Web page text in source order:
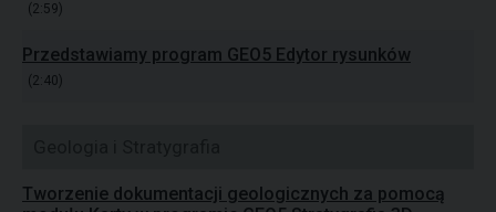
(2:59)
Przedstawiamy program GEO5 Edytor rysunków
(2:40)
Tworzenie dokumentacji geologicznych za pomocą